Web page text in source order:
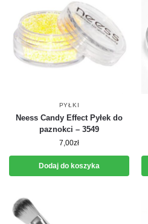
PYŁKI
Neess Candy Effect Pyłek do
paznokci – 3549
7,00zł
Dodaj do koszyka